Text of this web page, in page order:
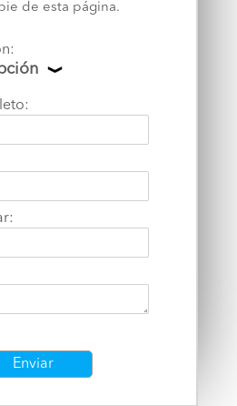
de esta página.
Enviar